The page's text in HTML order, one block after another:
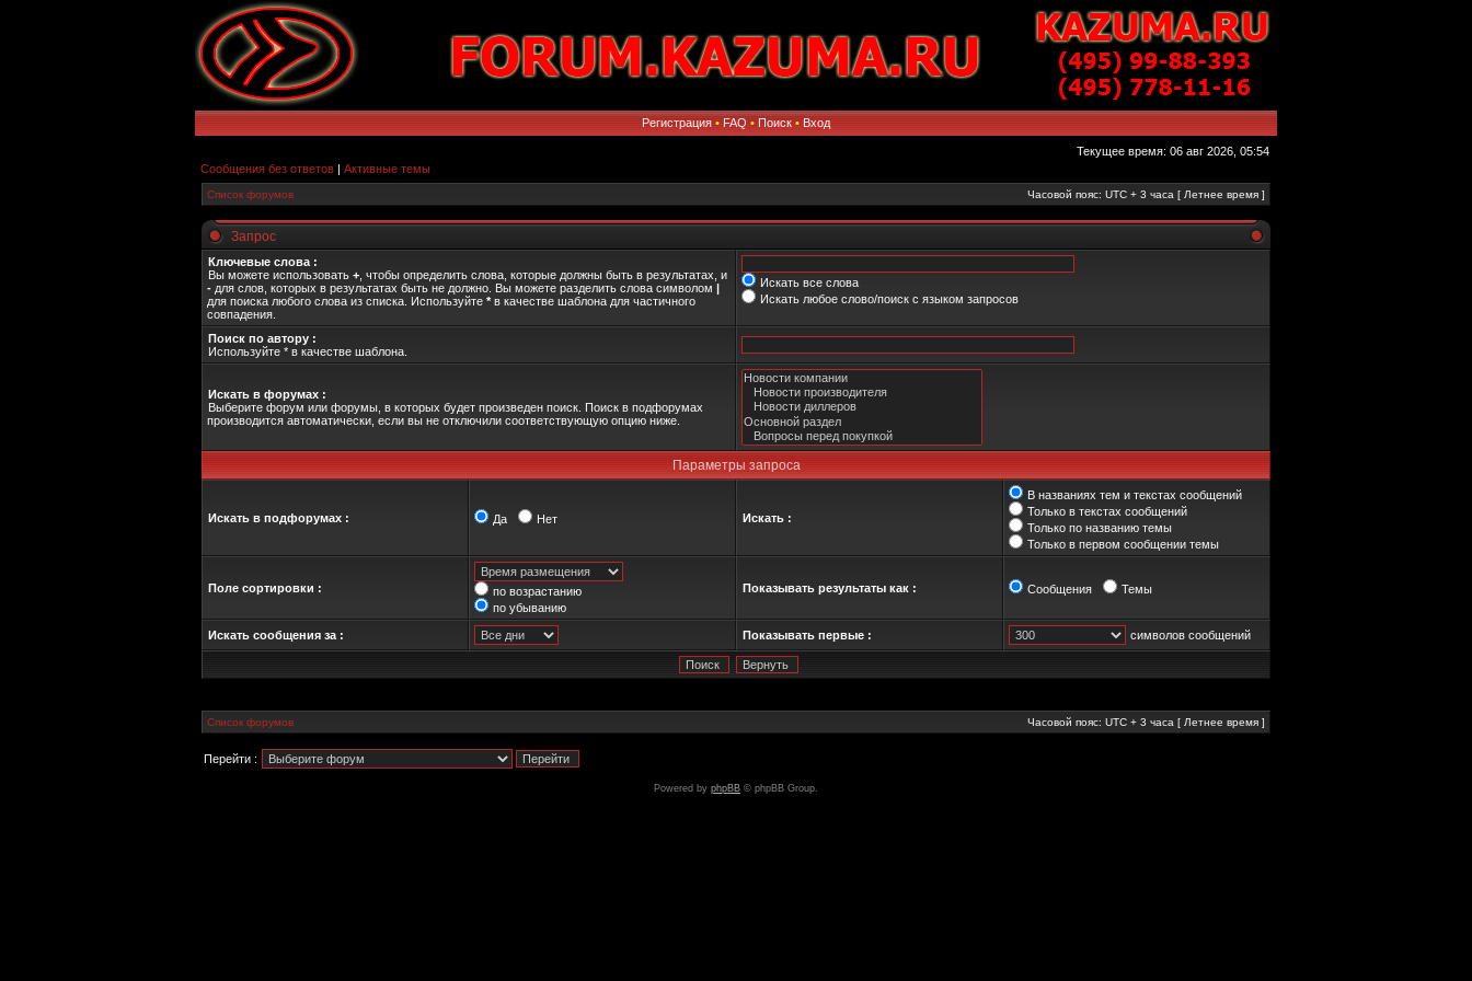
Регистрация • FAQ • Поиск • Вход
Текущее время: 06 авг 2026, 05:54
Сообщения без ответов | Активные темы
Список форумов Часовой пояс: UTC + 3 часа [ Летнее время ]
Запрос
Ключевые слова :
Вы можете использовать + , чтобы определить слова, которые должны быть в результатах, и
- для слов, которых в результатах быть не должно. Вы можете разделить слова символом |
для поиска любого слова из списка. Используйте * в качестве шаблона для частичного
совпадения.
Искать все слова
Искать любое слово/поиск с языком запросов
Поиск по автору :
Используйте * в качестве шаблона.
Искать в форумах :
Выберите форум или форумы, в которых будет произведен поиск. Поиск в подфорумах
производится автоматически, если вы не отключили соответствующую опцию ниже.
Параметры запроса
Искать в подфорумах : Да Нет Искать :
В названиях тем и текстах сообщений
Только в текстах сообщений
Только по названию темы
Только в первом сообщении темы
Поле сортировки :
по возрастанию
по убыванию
Показывать результаты как : Сообщения Темы
Искать сообщения за : Показывать первые : символов сообщений
Список форумов Часовой пояс: UTC + 3 часа [ Летнее время ]
Перейти :
Powered by phpBB © phpBB Group.